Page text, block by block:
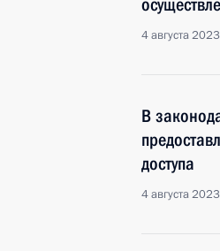
4 августа
В
доступа
4 августа